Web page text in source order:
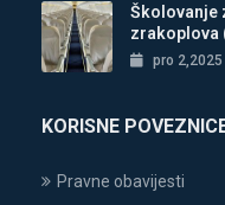
Školovanje
zrakoplova
pro 2,2025
KORISNE
Pravne obavijesti